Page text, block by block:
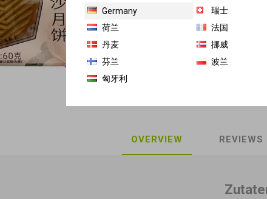
商品库存单位（SKU）: GH-DX-10702
OVERVIEW REVIEWS
Germany 瑞士
荷兰
法国
丹麦
挪威
芬兰
波兰
匈牙利